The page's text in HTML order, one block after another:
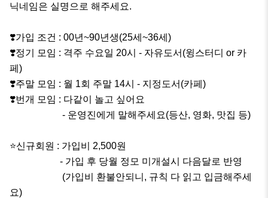
닉네임은 실명으로 해주세요.
❣️가입 조건 : 00년~90년생(25세~36세)
❣️정기 모임 : 격주 수요일 20시 - 자유도서(윙스터디 or 카
페)
❣️주말 모임 : 월 1회 주말 14시 - 지정도서(카페)
❣️번개 모임 : 다같이 놀고 싶어요
⭐신규회원 : 가입비 2,500원
요)